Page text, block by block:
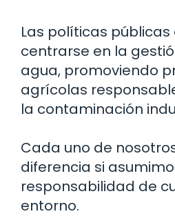
Las políticas
centrarse en la
agua, promoviendo
agrícolas
la contaminación
Cada uno de
diferencia si
responsabilidad de
entorno.